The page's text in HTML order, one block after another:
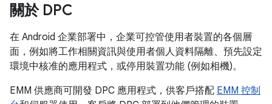
關於 DPC
在 Android 企業部署中，企業可控管使用者裝置的各個層
面，例如將工作相關資訊與使用者個人資料隔離、預先設定
環境中核准的應用程式，或停用裝置功能 (例如相機)。
EMM 供應商可開發 DPC 應用程式，供客戶搭配 EMM 控制